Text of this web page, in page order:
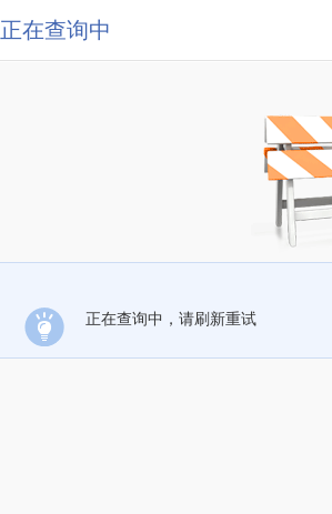
正在查询中
正在查询中，请刷新重试